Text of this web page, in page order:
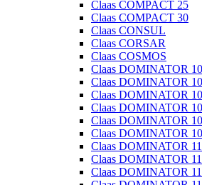
Claas COMPACT 25
Claas COMPACT 30
Claas CONSUL
Claas CORSAR
Claas COSMOS
Claas DOMINATOR
Claas DOMINATOR
Claas DOMINATOR
Claas DOMINATOR
Claas DOMINATOR
Claas DOMINATOR
Claas DOMINATOR
Claas DOMINATOR
Claas DOMINATOR